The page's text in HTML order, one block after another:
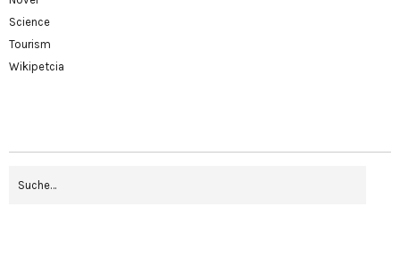
Science
Tourism
Wikipetcia